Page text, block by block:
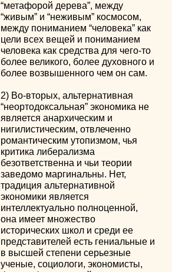
“метафорой дерева”, между
“живым” и “неживым” космосом,
между пониманием “человека” как
цели всех вещей и пониманием
человека как средства для чего-то
более великого, более духовного и
более возвышенного чем он сам.
2) Во-вторых, альтернативная
“неортодоксальная” экономика не
является анархическим и
нигилистическим, отвлеченно
романтическим утопизмом, чья
критика либерализма
безответственна и чьи теории
заведомо маргинальны. Нет,
традиция альтернативной
экономики является
интеллектуально полноценной,
она имеет множество
исторических школ и среди ее
представителей есть гениальные и
в высшей степени серьезные
ученые, социологи, экономисты,